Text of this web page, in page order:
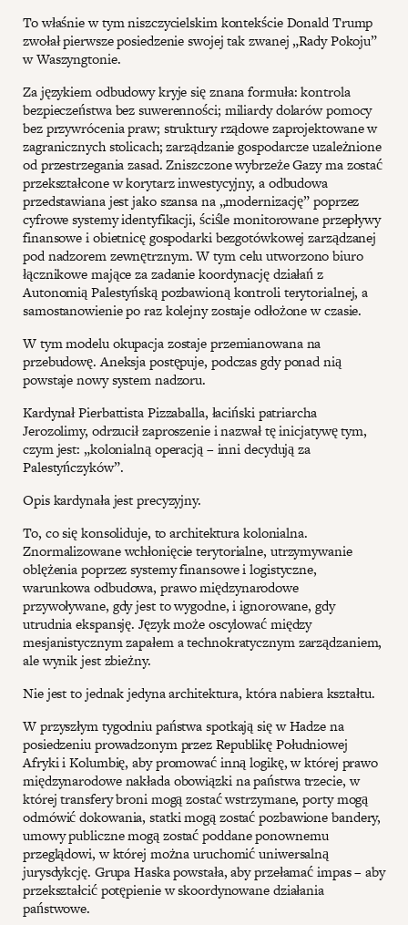
To właśnie w tym niszczycielskim kontekście Donald Trump
zwołał pierwsze posiedzenie swojej tak zwanej „Rady Pokoju”
w Waszyngtonie.
Za językiem odbudowy kryje się znana formuła: kontrola
bezpieczeństwa bez suwerenności; miliardy dolarów pomocy
bez przywrócenia praw; struktury rządowe zaprojektowane w
zagranicznych stolicach; zarządzanie gospodarcze uzależnione
od przestrzegania zasad. Zniszczone wybrzeże Gazy ma zostać
przekształcone w korytarz inwestycyjny, a odbudowa
przedstawiana jest jako szansa na „modernizację” poprzez
cyfrowe systemy identyfikacji, ściśle monitorowane przepływy
finansowe i obietnicę gospodarki bezgotówkowej zarządzanej
pod nadzorem zewnętrznym. W tym celu utworzono biuro
łącznikowe mające za zadanie koordynację działań z
Autonomią Palestyńską pozbawioną kontroli terytorialnej, a
samostanowienie po raz kolejny zostaje odłożone w czasie.
W tym modelu okupacja zostaje przemianowana na
przebudowę. Aneksja postępuje, podczas gdy ponad nią
powstaje nowy system nadzoru.
Kardynał Pierbattista Pizzaballa, łaciński patriarcha
Jerozolimy, odrzucił zaproszenie i nazwał tę inicjatywę tym,
czym jest: „kolonialną operacją – inni decydują za
Palestyńczyków”.
Opis kardynała jest precyzyjny.
To, co się konsoliduje, to architektura kolonialna.
Znormalizowane wchłonięcie terytorialne, utrzymywanie
oblężenia poprzez systemy finansowe i logistyczne,
warunkowa odbudowa, prawo międzynarodowe
przywoływane, gdy jest to wygodne, i ignorowane, gdy
utrudnia ekspansję. Język może oscylować między
mesjanistycznym zapałem a technokratycznym zarządzaniem,
ale wynik jest zbieżny.
Nie jest to jednak jedyna architektura, która nabiera kształtu.
W przyszłym tygodniu państwa spotkają się w Hadze na
posiedzeniu prowadzonym przez Republikę Południowej
Afryki i Kolumbię, aby promować inną logikę, w której prawo
międzynarodowe nakłada obowiązki na państwa trzecie, w
której transfery broni mogą zostać wstrzymane, porty mogą
odmówić dokowania, statki mogą zostać pozbawione bandery,
umowy publiczne mogą zostać poddane ponownemu
przeglądowi, w której można uruchomić uniwersalną
jurysdykcję. Grupa Haska powstała, aby przełamać impas – aby
przekształcić potępienie w skoordynowane działania
państwowe.